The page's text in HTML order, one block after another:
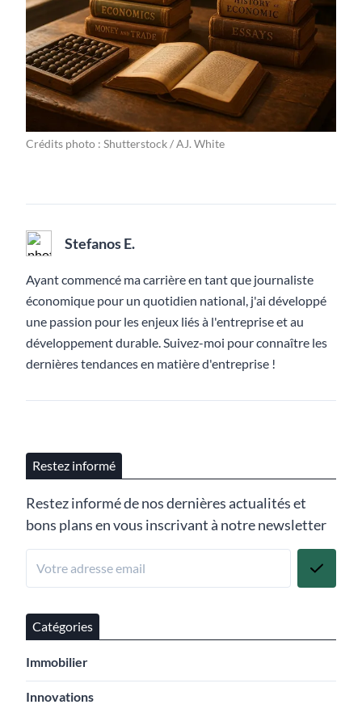
Crédits photo : Shutterstock / AJ. White
Stefanos E.
Ayant commencé ma carrière en tant que journaliste
économique pour un quotidien national, j'ai développé
une passion pour les enjeux liés à l'entreprise et au
développement durable. Suivez-moi pour connaître les
dernières tendances en matière d'entreprise !
Restez informé
Restez informé de nos dernières actualités et
bons plans en vous inscrivant à notre newsletter
Catégories
Immobilier
Innovations